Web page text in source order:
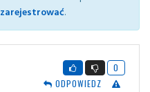
zarejestrować.
0
ODPOWIEDZ